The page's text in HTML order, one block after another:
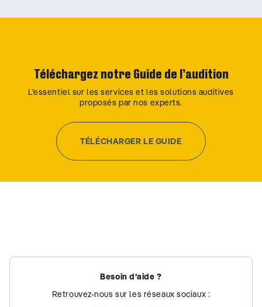
Téléchargez notre Guide de l’audition
L’essentiel sur les services et les solutions auditives
proposés par nos experts.
TÉLÉCHARGER LE GUIDE
Besoin d’aide ?
Retrouvez-nous sur les réseaux sociaux :